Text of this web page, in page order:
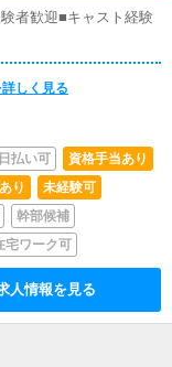
スを行っていただきま
、ポータルサイト等の
ます。キャストの出勤
となります。基本的に
新時に簡単に文字が入
や備品の管理・補充を
者歓迎■キャスト経験
しく見る
日払い可
資格手当あり
り
未経験可
幹部候補
宅ワーク可
人情報を見る